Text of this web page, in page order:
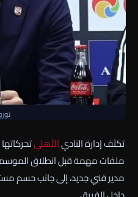
تكثف إدارة الناديالأهلي
ملفات مهمة قبل انطلاق الموسم
مدير فني جديد، إلى جانب حسم